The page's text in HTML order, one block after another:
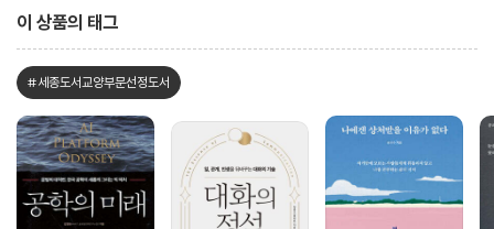
이 상품의 태그
#세종도서교양부문선정도서